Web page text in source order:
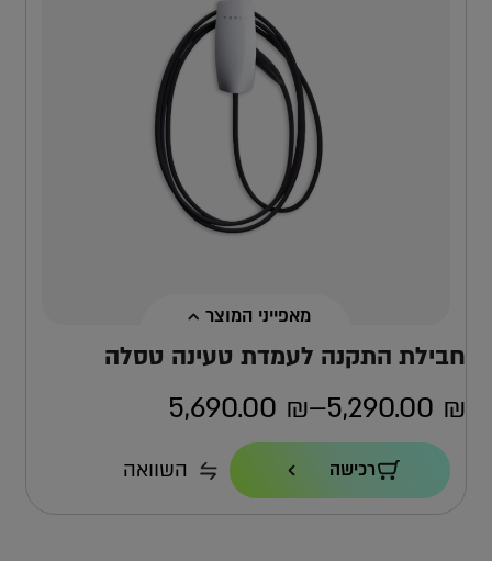
למה העמדה הזו?
מאפייני המוצר
חבילת התקנה לעמדת טעינה טסלה
5,290.00 ₪
–
5,690.00 ₪
טווח
מחירים:
⁦5,290.00 ₪⁩
הספק טעינה
22KW
רכישה השוואה